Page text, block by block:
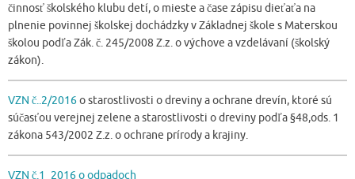
činnosť školského klubu detí, o mieste a čase zápisu dieťaťa na
plnenie povinnej školskej dochádzky v Základnej škole s Materskou
školou podľa Zák. č. 245/2008 Z.z. o výchove a vzdelávaní (školský
zákon).
VZN č..2/2016o starostlivosti o dreviny a ochrane drevín, ktoré sú
súčasťou verejnej zelene a starostlivosti o dreviny podľa §48,ods. 1
zákona 543/2002 Z.z. o ochrane prírody a krajiny.
VZN č.1_2016 o odpadoch